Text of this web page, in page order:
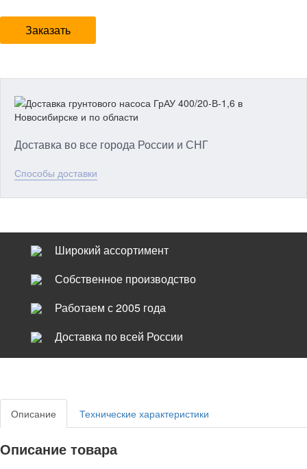
Заказать
Доставка во все города России и СНГ
Способы доставки
Широкий ассортимент
Собственное производство
Работаем с 2005 года
Доставка по всей России
Описание Технические характеристики
Описание товара